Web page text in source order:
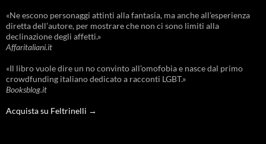
«Ne escono personaggi attinti alla fantasia, ma anche all’esperienza
diretta dell’autore, per mostrare che non ci sono limiti alla
declinazione degli affetti.»
Affaritaliani.it
«Il libro vuole dire un no convinto all’omofobia e nasce dal primo
crowdfunding italiano dedicato a racconti LGBT.»
Booksblog.it
Acquista su Feltrinelli →